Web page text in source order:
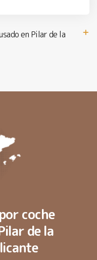
en Pilar de la
coche
de la